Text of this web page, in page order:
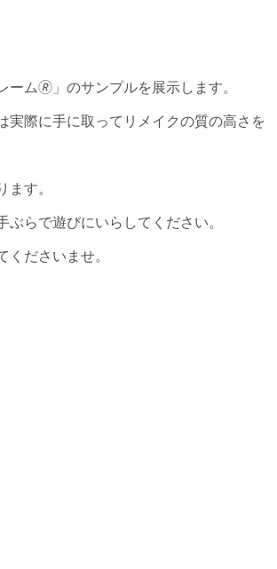
ーム🄬」のサンプルを展示します。
実際に手に取ってリメイクの質の高さを
ます。
らで遊びにいらしてください。
ださいませ。